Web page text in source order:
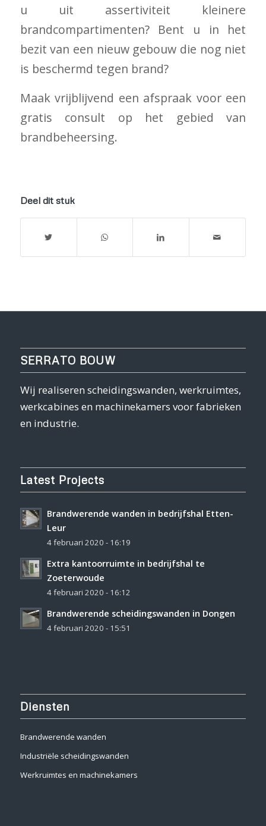
u uit assertiviteit kleinere
brandcompartimenten? Bent u in het
bezit van een nieuw gebouw die nog niet
is beschermd tegen brand?
Maak vrijblijvend een afspraak voor een
gratis consult op het gebied van
brandbeheersing.
Deel dit stuk
SERRATO BOUW
Wij realiseren scheidingswanden, werkruimtes,
werkcabines en machinekamers voor fabrieken
en industrie.
Latest Projects
Brandwerende wanden in bedrijfshal Etten-
Leur
4 februari 2020 - 16:19
Extra kantoorruimte in bedrijfshal te
Zoeterwoude
4 februari 2020 - 16:12
Brandwerende scheidingswanden in Dongen
4 februari 2020 - 15:51
Diensten
Brandwerende wanden
Industriële scheidingswanden
Werkruimtes en machinekamers